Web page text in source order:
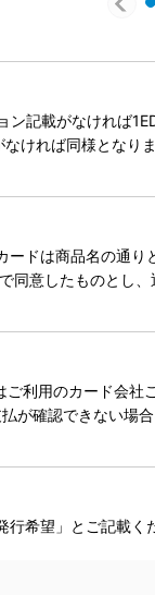
記載がなければ
ければ同様となりま
ドは商品名の通
意したものとし
利用のカード会社
が確認できない場
希望」とご記載く